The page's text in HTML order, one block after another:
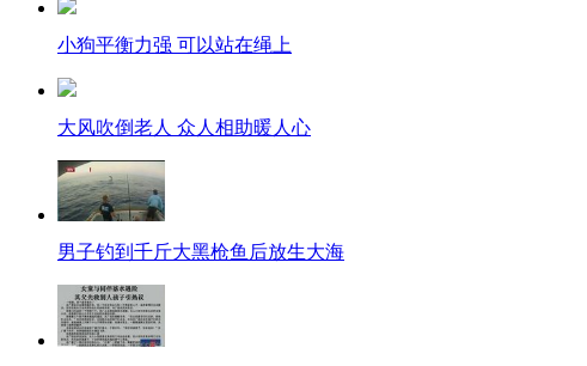
小狗平衡力强 可以站在绳上
大风吹倒老人 众人相助暖人心
男子钓到千斤大黑枪鱼后放生大海